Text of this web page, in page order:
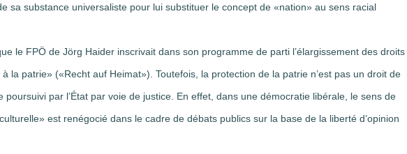
sa substance universaliste pour lui substituer le concept de «nation» au sens racial
le FPÖ de Jörg Haider inscrivait dans son programme de parti l’élargissement des droits
à la patrie» («Recht auf Heimat»). Toutefois, la protection de la patrie n’est pas un droit de
poursuivi par l’État par voie de justice. En effet, dans une démocratie libérale, le sens de
est renégocié dans le cadre de débats publics sur la base de la liberté d’opinion